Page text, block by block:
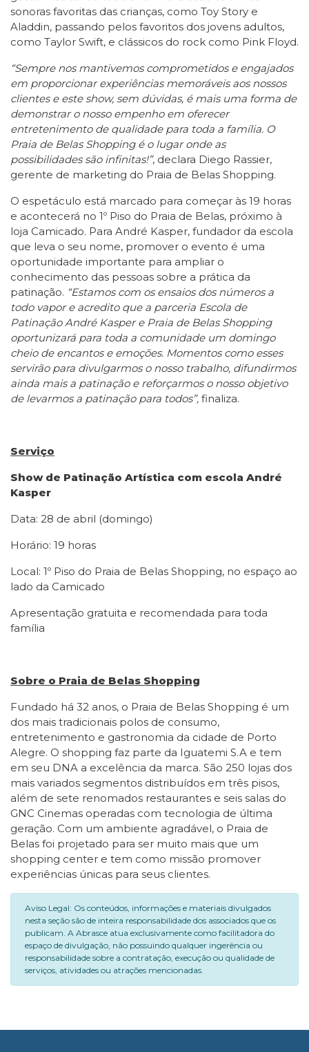
sonoras favoritas das crianças, como Toy Story e
Aladdin, passando pelos favoritos dos jovens adultos,
como Taylor Swift, e clássicos do rock como Pink Floyd.
“Sempre nos mantivemos comprometidos e engajados
em proporcionar experiências memoráveis aos nossos
clientes e este show, sem dúvidas, é mais uma forma de
demonstrar o nosso empenho em oferecer
entretenimento de qualidade para toda a família. O
Praia de Belas Shopping é o lugar onde as
possibilidades são infinitas!”, declara Diego Rassier,
gerente de marketing do Praia de Belas Shopping.
O espetáculo está marcado para começar às 19 horas
e acontecerá no 1º Piso do Praia de Belas, próximo à
loja Camicado. Para André Kasper, fundador da escola
que leva o seu nome, promover o evento é uma
oportunidade importante para ampliar o
conhecimento das pessoas sobre a prática da
patinação. “Estamos com os ensaios dos números a
todo vapor e acredito que a parceria Escola de
Patinação André Kasper e Praia de Belas Shopping
oportunizará para toda a comunidade um domingo
cheio de encantos e emoções. Momentos como esses
servirão para divulgarmos o nosso trabalho, difundirmos
ainda mais a patinação e reforçarmos o nosso objetivo
de levarmos a patinação para todos”, finaliza.
Serviço
Show de Patinação Artística com escola André
Kasper
Data: 28 de abril (domingo)
Horário: 19 horas
Local: 1º Piso do Praia de Belas Shopping, no espaço ao
lado da Camicado
Apresentação gratuita e recomendada para toda
família
Sobre o Praia de Belas Shopping
Fundado há 32 anos, o Praia de Belas Shopping é um
dos mais tradicionais polos de consumo,
entretenimento e gastronomia da cidade de Porto
Alegre. O shopping faz parte da Iguatemi S.A e tem
em seu DNA a excelência da marca. São 250 lojas dos
mais variados segmentos distribuídos em três pisos,
além de sete renomados restaurantes e seis salas do
GNC Cinemas operadas com tecnologia de última
geração. Com um ambiente agradável, o Praia de
Belas foi projetado para ser muito mais que um
shopping center e tem como missão promover
experiências únicas para seus clientes.
Aviso Legal: Os conteúdos, informações e materiais divulgados
nesta seção são de inteira responsabilidade dos associados que os
publicam. A Abrasce atua exclusivamente como facilitadora do
espaço de divulgação, não possuindo qualquer ingerência ou
responsabilidade sobre a contratação, execução ou qualidade de
serviços, atividades ou atrações mencionadas.